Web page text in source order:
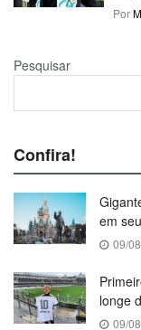
Por
Pesquisar
Confira!
em
09/
longe
09/